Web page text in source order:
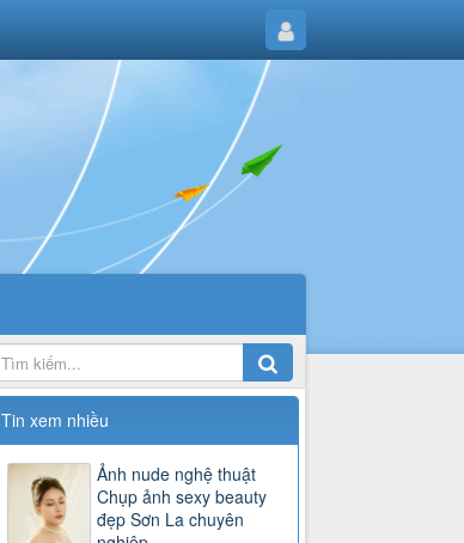
Tin xem nhiều
Ảnh nude nghệ thuật
Chụp ảnh sexy beauty
đẹp Sơn La chuyên